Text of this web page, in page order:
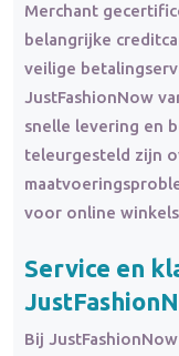
Merchant
belangrijke
veilige
JustFashionNow
snelle levering en
teleurgesteld zijn
voor online
Service en
Bij